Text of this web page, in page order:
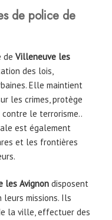
de police de
de Villeneuve les
des lois,
Elle maintient
les crimes, protège
le terrorisme..
est également
et les frontières
les Avignon disposent
leurs missions. Ils
la ville, effectuer des